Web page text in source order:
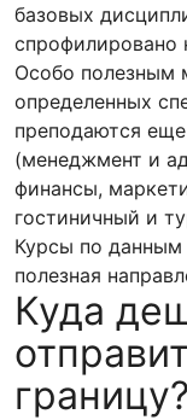
базовых
спрофилировано
Особо полезным
определенных
преподаются
(менеджмент и
финансы,
гостиничный и
Курсы по
полезная
Куда
границу?